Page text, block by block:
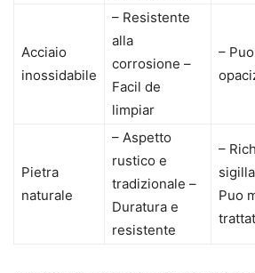
Acciaio
inossidabile
– Resistente
alla
corrosione –
Facil de
limpiar
–
Pietra
naturale
– Aspetto
rustico e
tradizionale –
Duratura e
resistente
–
Puo